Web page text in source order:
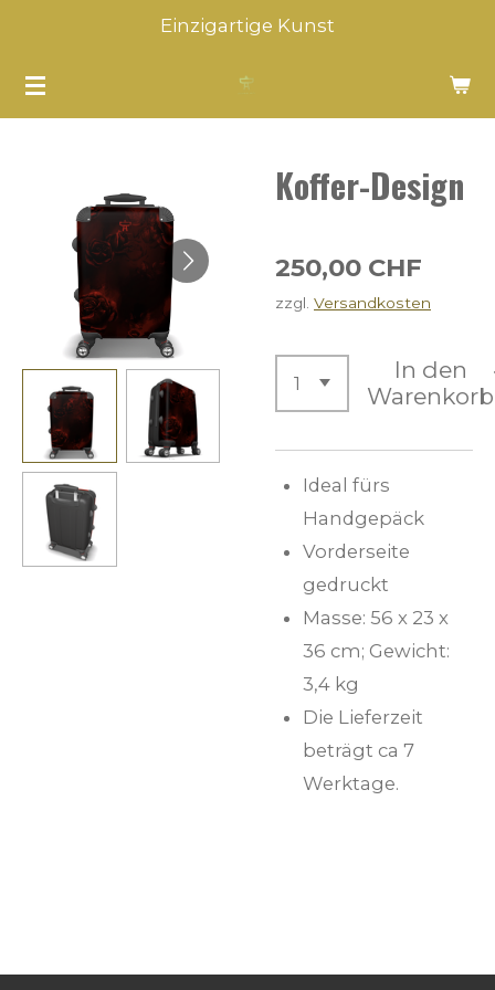
springen
Einzigartige Kunst
Koffer-Design
250,00 CHF
zzgl. Versandkosten
In den
Warenkorb
Ideal fürs
Handgepäck
Vorderseite
gedruckt
Masse: 56 x 23 x
36 cm; Gewicht:
3,4 kg
Die Lieferzeit
beträgt ca 7
Werktage.